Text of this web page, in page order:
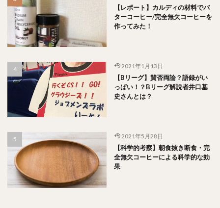
【レポート】カルディの材料でバ
ターコーヒー/完全無欠コーヒーを
作ってみた！
2021年1月13日
【Bリーグ】賛否両論？語録がい
っぱい！？Bリーグ解説者井口基
史さんとは？
2021年5月28日
【科学的考察】朝食抜き断食・完
全無欠コーヒーによる科学的な効
果